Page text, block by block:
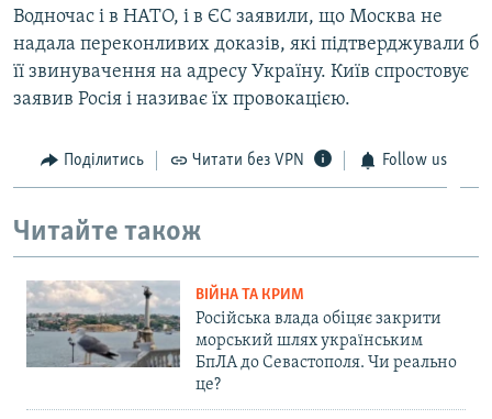
Водночас і в НАТО, і в ЄС заявили, що Москва не
надала переконливих доказів, які підтверджували б
її звинувачення на адресу Україну. Київ спростовує
заявив Росія і називає їх провокацією.
Поділитись Читати без VPN Follow us
Читайте також
ВІЙНА ТА КРИМ
Російська влада обіцяє закрити
морський шлях українським
БпЛА до Севастополя. Чи реально
це?